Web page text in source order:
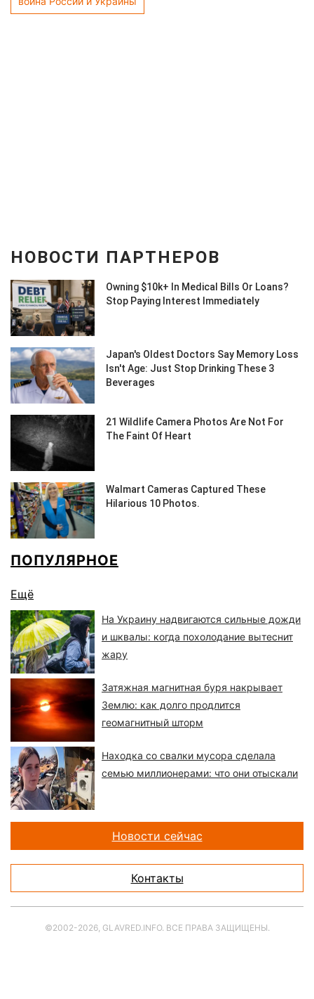
ПОПУЛЯРНОЕ
Ещё
На Украину надвигаются сильные дожди
и шквалы: когда похолодание вытеснит
жару
Затяжная магнитная буря накрывает
Землю: как долго продлится
геомагнитный шторм
Находка со свалки мусора сделала
семью миллионерами: что они отыскали
Новости сейчас
Контакты
©2002-2026, GLAVRED.INFO. ВСЕ ПРАВА ЗАЩИЩЕНЫ.